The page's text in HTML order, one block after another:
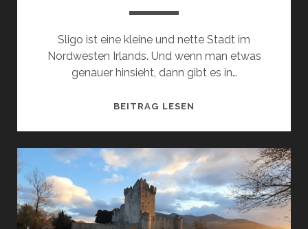
Sligo ist eine kleine und nette Stadt im
Nordwesten Irlands. Und wenn man etwas
genauer hinsieht, dann gibt es in…
BEITRAG LESEN
OUTDOOR-
AKTIVITÄTEN
UND
TRADITIONELLE
IRISCHE